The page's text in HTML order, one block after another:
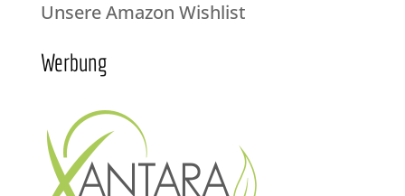
Unsere Amazon Wishlist
Werbung